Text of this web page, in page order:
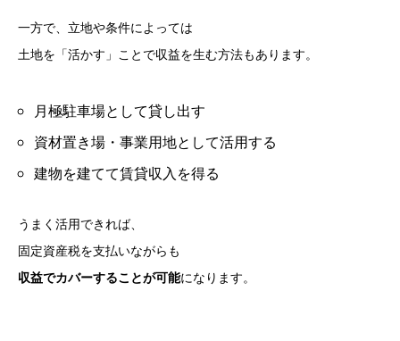
一方で、立地や条件によっては
土地を「活かす」ことで収益を生む方法もあります。
月極駐車場として貸し出す
資材置き場・事業用地として活用する
建物を建てて賃貸収入を得る
うまく活用できれば、
固定資産税を支払いながらも
収益でカバーすることが可能になります。